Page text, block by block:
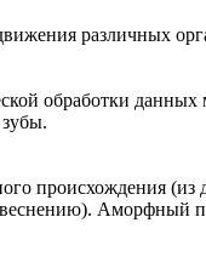
различных
обработки
происхождения (из
Аморфный